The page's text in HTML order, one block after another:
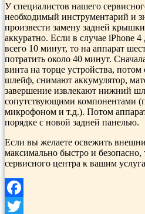
У специалистов нашего
необходимый инструментарий и
произвести замену задней
аккуратно. Если в случае iPhone
всего 10 минут, то на аппарат
потратить около 40 минут.
винта на торце устройства,
шлейф, снимают аккумулятор,
завершение извлекают нижний
сопутствующими компонентами
микрофоном и т.д.). Потом
порядке с новой задней панелью.
Если вы желаете освежить
максимально быстро и безопасно,
сервисного центра к вашим
Facebook